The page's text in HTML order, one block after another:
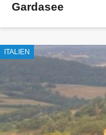
Gardasee
ITALIEN